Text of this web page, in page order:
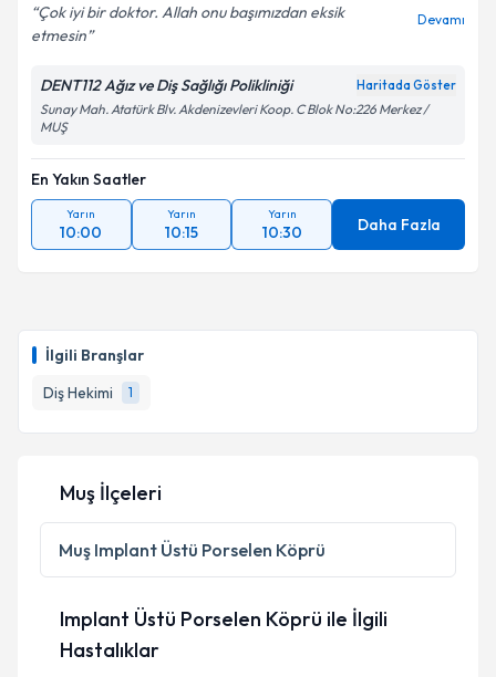
İlgili Branşlar
Diş Hekimi
1
Çok iyi bir doktor. Allah onu başımızdan eksik
etmesin
Devamı
DENT112 Ağız ve Diş Sağlığı Polikliniği Haritada Göster
Sunay Mah. Atatürk Blv. Akdenizevleri Koop. C Blok No:226 Merkez /
MUŞ
En Yakın Saatler
Yarın
10:00
Yarın
10:15
Yarın
10:30 Daha Fazla
Muş İlçeleri
Muş Implant Üstü Porselen Köprü
Implant Üstü Porselen Köprü ile İlgili
Hastalıklar